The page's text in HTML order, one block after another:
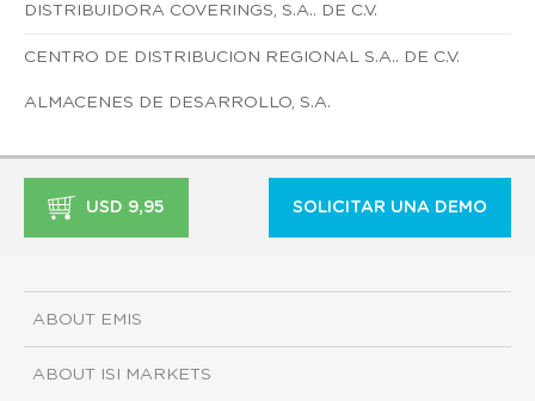
DISTRIBUIDORA COVERINGS, S.A.. DE C.V.
CENTRO DE DISTRIBUCION REGIONAL S.A.. DE C.V.
ALMACENES DE DESARROLLO, S.A.
USD 9,95 SOLICITAR UNA DEMO
ABOUT EMIS
ABOUT ISI MARKETS